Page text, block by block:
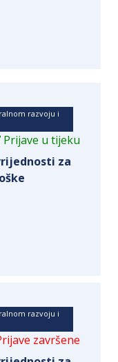
razvoju i
Prijave u tijeku
za
razvoju i
završene